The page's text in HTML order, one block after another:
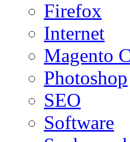
Firefox
Internet
Magento
Photoshop
SEO
Software